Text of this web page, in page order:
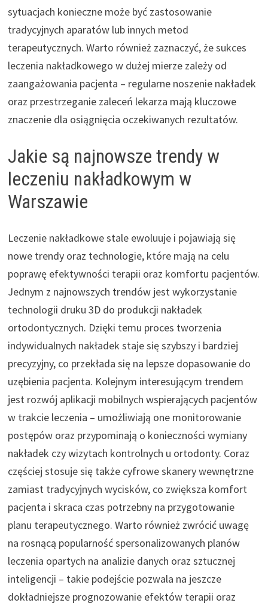
sytuacjach konieczne może być zastosowanie
tradycyjnych aparatów lub innych metod
terapeutycznych. Warto również zaznaczyć, że sukces
leczenia nakładkowego w dużej mierze zależy od
zaangażowania pacjenta – regularne noszenie nakładek
oraz przestrzeganie zaleceń lekarza mają kluczowe
znaczenie dla osiągnięcia oczekiwanych rezultatów.
Jakie są najnowsze trendy w
leczeniu nakładkowym w
Warszawie
Leczenie nakładkowe stale ewoluuje i pojawiają się
nowe trendy oraz technologie, które mają na celu
poprawę efektywności terapii oraz komfortu pacjentów.
Jednym z najnowszych trendów jest wykorzystanie
technologii druku 3D do produkcji nakładek
ortodontycznych. Dzięki temu proces tworzenia
indywidualnych nakładek staje się szybszy i bardziej
precyzyjny, co przekłada się na lepsze dopasowanie do
uzębienia pacjenta. Kolejnym interesującym trendem
jest rozwój aplikacji mobilnych wspierających pacjentów
w trakcie leczenia – umożliwiają one monitorowanie
postępów oraz przypominają o konieczności wymiany
nakładek czy wizytach kontrolnych u ortodonty. Coraz
częściej stosuje się także cyfrowe skanery wewnętrzne
zamiast tradycyjnych wycisków, co zwiększa komfort
pacjenta i skraca czas potrzebny na przygotowanie
planu terapeutycznego. Warto również zwrócić uwagę
na rosnącą popularność spersonalizowanych planów
leczenia opartych na analizie danych oraz sztucznej
inteligencji – takie podejście pozwala na jeszcze
dokładniejsze prognozowanie efektów terapii oraz